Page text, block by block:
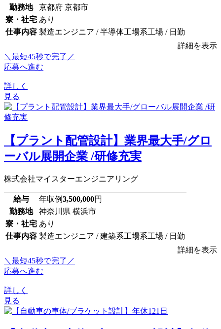
勤務地
京都府 京都市
寮・社宅 あり
仕事内容 製造エンジニア / 半導体工場系工場 / 日勤
詳細を表示
＼最短45秒で完了／
応募へ進む
詳しく
見る
【プラント配管設計】業界最大手/グロ
ーバル展開企業 /研修充実
株式会社マイスターエンジニアリング
給与 年収例3,500,000円
勤務地
神奈川県 横浜市
寮・社宅 あり
仕事内容 製造エンジニア / 建築系工場系工場 / 日勤
詳細を表示
＼最短45秒で完了／
応募へ進む
詳しく
見る